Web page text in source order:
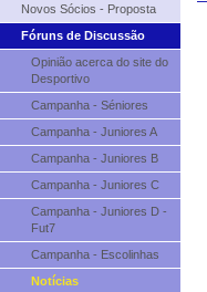
Novos Sócios - Proposta
Fóruns de Discussão
Opinião acerca do site do
Desportivo
Campanha - Séniores
Campanha - Juniores A
Campanha - Juniores B
Campanha - Juniores C
Campanha - Juniores D -
Fut7
Campanha - Escolinhas
Notícias